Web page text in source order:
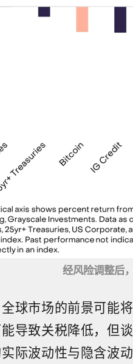
经风险调整后
球市场的前景可能
导致关税降低，但
际波动性与隐含波